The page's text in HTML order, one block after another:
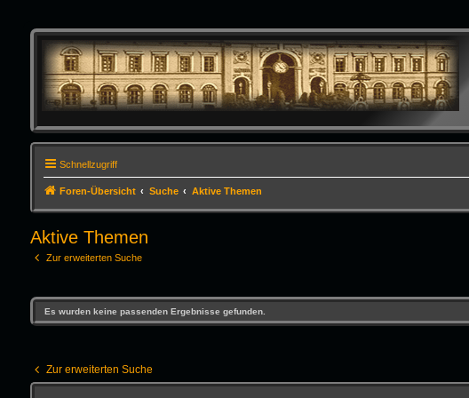
Schnellzugriff
Foren-Übersicht Suche Aktive Themen
Aktive Themen
Zur erweiterten Suche
Es wurden keine passenden Ergebnisse gefunden.
Zur erweiterten Suche